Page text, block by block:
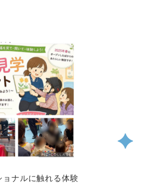
ナルに触れる体験